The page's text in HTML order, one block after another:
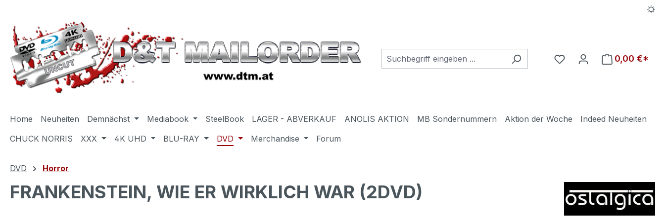
Du hast 0 Produkte auf
0,00 €*
Home Neuheiten Demnächst Mediabook SteelBook LAGER - ABVERKAUF ANOLIS AKTION MB Sondernummern Aktion der Woche
Indeed Neuheiten
CHUCK NORRIS
XXX 4K UHD BLU-RAY DVD Merchandise Forum
DVD Horror
FRANKENSTEIN, WIE ER WIRKLICH WAR (2DVD)